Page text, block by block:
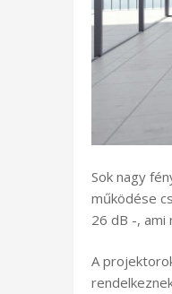
Sok nagy
működése
26 dB -, ami
A